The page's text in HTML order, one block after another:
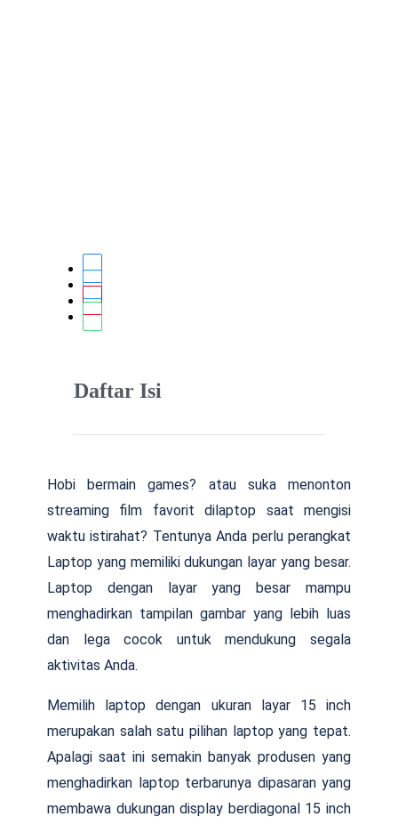
Daftar Isi
Hobi bermain games? atau suka menonton
streaming film favorit dilaptop saat mengisi
waktu istirahat? Tentunya Anda perlu perangkat
Laptop yang memiliki dukungan layar yang besar.
Laptop dengan layar yang besar mampu
menghadirkan tampilan gambar yang lebih luas
dan lega cocok untuk mendukung segala
aktivitas Anda.
Memilih laptop dengan ukuran layar 15 inch
merupakan salah satu pilihan laptop yang tepat.
Apalagi saat ini semakin banyak produsen yang
menghadirkan laptop terbarunya dipasaran yang
membawa dukungan display berdiagonal 15 inch